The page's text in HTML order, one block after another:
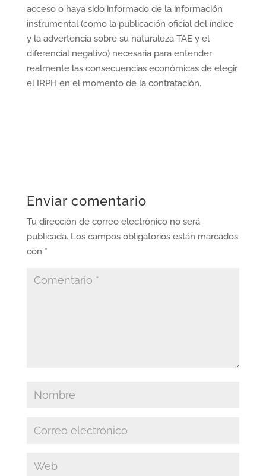
acceso o haya sido informado de la información
instrumental (como la publicación oficial del índice
y la advertencia sobre su naturaleza TAE y el
diferencial negativo) necesaria para entender
realmente las consecuencias económicas de elegir
el IRPH en el momento de la contratación.
Enviar comentario
Tu dirección de correo electrónico no será
publicada. Los campos obligatorios están marcados
con *